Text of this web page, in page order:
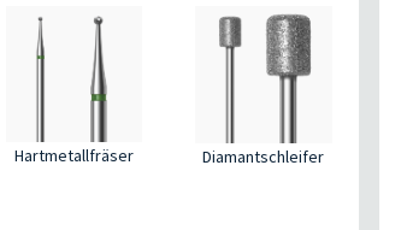
Hartmetallfräser Diamantschleifer